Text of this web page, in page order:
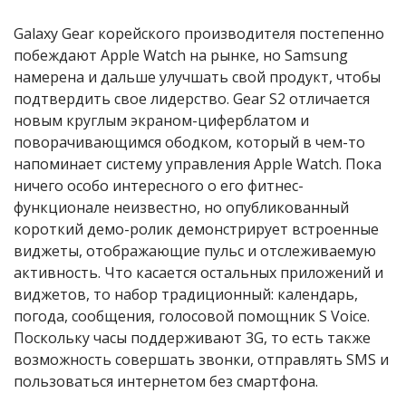
Galaxy Gear корейского производителя постепенно
побеждают Apple Watch на рынке, но Samsung
намерена и дальше улучшать свой продукт, чтобы
подтвердить свое лидерство. Gear S2 отличается
новым круглым экраном-циферблатом и
поворачивающимся ободком, который в чем-то
напоминает систему управления Apple Watch. Пока
ничего особо интересного о его фитнес-
функционале неизвестно, но опубликованный
короткий демо-ролик демонстрирует встроенные
виджеты, отображающие пульс и отслеживаемую
активность. Что касается остальных приложений и
виджетов, то набор традиционный: календарь,
погода, сообщения, голосовой помощник S Voice.
Поскольку часы поддерживают 3G, то есть также
возможность совершать звонки, отправлять SMS и
пользоваться интернетом без смартфона.